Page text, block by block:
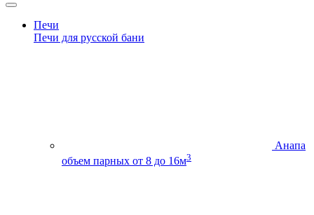
Печи
Печи для русской бани
Анапа
объем парных от 8 до 16м3